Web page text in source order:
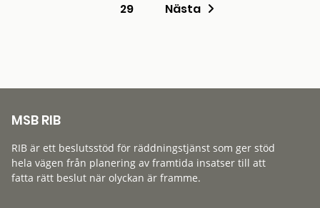
29
Nästa
MSB RIB
RIB är ett beslutsstöd för räddningstjänst som ger stöd
hela vägen från planering av framtida insatser till att
fatta rätt beslut när olyckan är framme.